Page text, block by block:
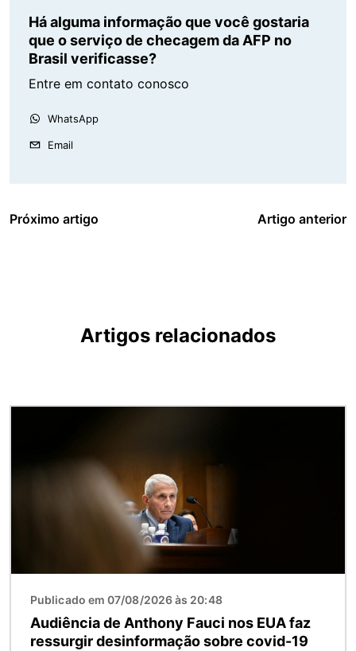
Há alguma informação que você gostaria
que o serviço de checagem da AFP no
Brasil verificasse?
Entre em contato conosco
WhatsApp
Email
Próximo artigo Artigo anterior
Artigos relacionados
Publicado em 07/08/2026 às 20:48
Audiência de Anthony Fauci nos EUA faz
ressurgir desinformação sobre covid-19